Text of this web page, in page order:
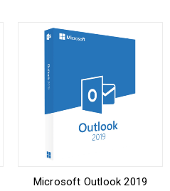
Microsoft Outlook 2019